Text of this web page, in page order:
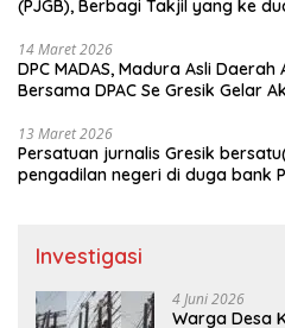
(PJGB), Berbagi Takjil yang ke
14 Maret 2026
DPC MADAS, Madura Asli
Bersama DPAC Se Gresik Gelar
13 Maret 2026
Persatuan jurnalis Gresik
pengadilan negeri di duga bank
Investigasi
4 Juni 2026
Warga Desa